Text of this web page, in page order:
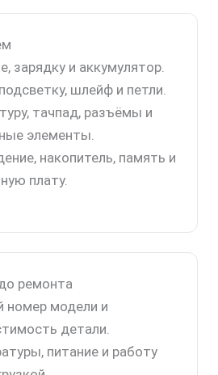
зарядку и аккумулятор.
шлейф и петли.
тачпад, разъёмы и
элементы.
накопитель, память и
плату.
ремонта
номер модели и
детали.
питание и работу